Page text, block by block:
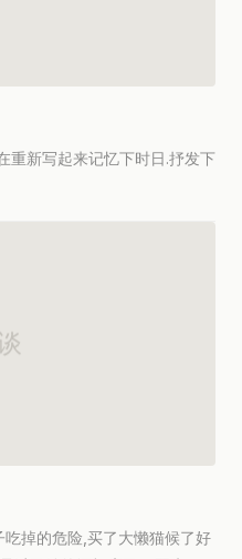
新写起来记忆下时日.抒发下
掉的危险,买了大懒猫候了好